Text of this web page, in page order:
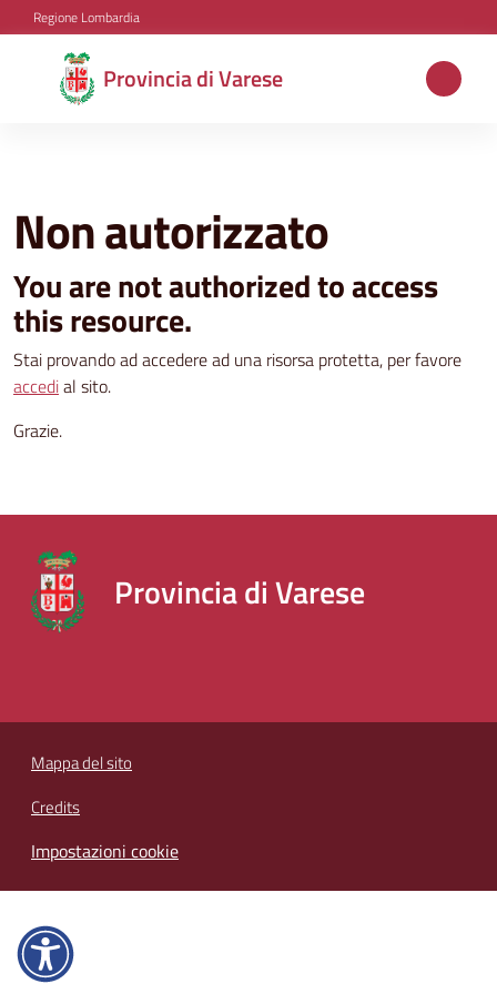
Vai al contenuto
Vai alla navigazione
Vai al footer
Regione Lombardia
Provincia di Varese
Provincia
di
Aree
Amministrazione
Servizi
News
Eventi
Menu selezionato
Non autorizzato
You are not authorized to access
this resource.
Stai provando ad accedere ad una risorsa protetta, per favore
accedial sito.
Grazie.
Provincia di Varese
Mappa del sito
Credits
Impostazioni cookie